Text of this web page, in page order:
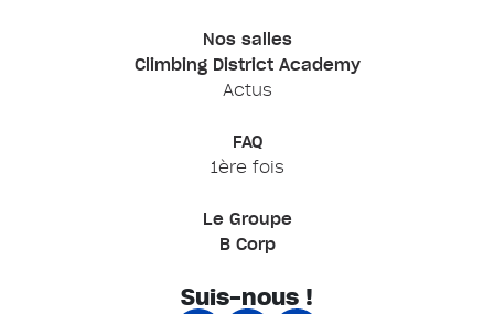
Nos salles
Climbing District Academy
Actus
FAQ
1ère fois
Le Groupe
B Corp
Suis-nous !